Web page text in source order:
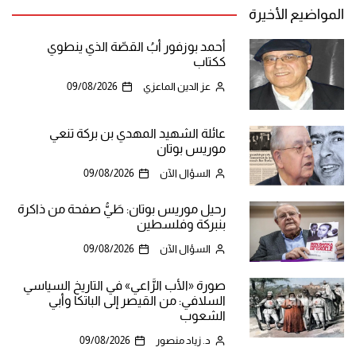
المواضيع الأخيرة
أحمد بوزفور أبُ القصّة الذي ينطوي
ككتاب
عز الدين الماعزي 09/08/2026
عائلة الشهيد المهدي بن بركة تنعي
موريس بوتان
السؤال الآن 09/08/2026
رحيل موريس بوتان: طَيُّ صفحة من ذاكرة
بنبركة وفلسطين
السؤال الآن 09/08/2026
صورة «الأب الرَّاعي» في التاريخ السياسي
السلافي: من القيصر إلى الباتكا وأبي
الشعوب
د. زياد منصور 09/08/2026